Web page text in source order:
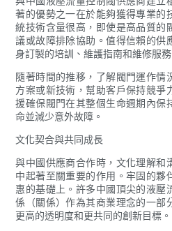
著的優勢之一在於能夠獲得專業的
統技術含量很高，即使是高品質的
議或故障排除協助。值得信賴的供
身訂製的培訓、維護指南和維修服務
隨著時間的推移，了解閥門運作情
方案或新技術，幫助客戶保持競爭
援確保閥門在其整個生命週期內保
命並減少意外故障。
文化契合與共同成長
與中國供應商合作時，文化理解和
中起著至關重要的作用。牢固的夥
惠的基礎上。許多中國頂尖的液壓
係（關係）作為其商業理念的一部
更高的透明度和更共同的創新目標。